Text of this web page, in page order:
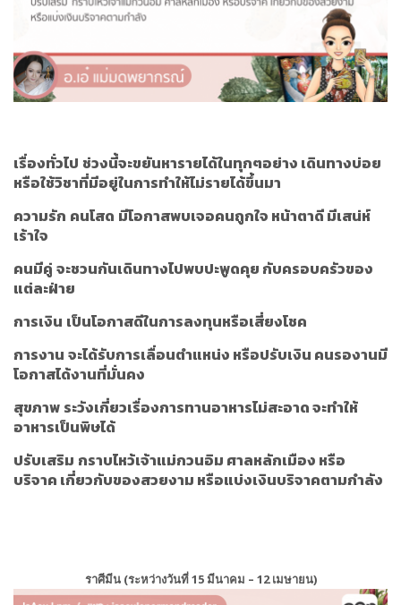
เรื่องทั่วไป ช่วงนี้จะขยันหารายได้ในทุกๆอย่าง เดินทางบ่อย
หรือใช้วิชาที่มีอยู่ในการทำให้ไม่รายได้ขึ้นมา
ความรัก คนโสด มีโอกาสพบเจอคนถูกใจ หน้าตาดี มีเสน่ห์
เร้าใจ
คนมีคู่ จะชวนกันเดินทางไปพบปะพูดคุย กับครอบครัวของ
แต่ละฝ่าย
การเงิน เป็นโอกาสดีในการลงทุนหรือเสี่ยงโชค
การงาน จะได้รับการเลื่อนตำแหน่ง หรือปรับเงิน คนรองานมี
โอกาสได้งานที่มั่นคง
สุขภาพ ระวังเกี่ยวเรื่องการทานอาหารไม่สะอาด จะทำให้
อาหารเป็นพิษได้
ปรับเสริม กราบไหว้เจ้าแม่กวนอิม ศาลหลักเมือง หรือ
บริจาค เกี่ยวกับของสวยงาม หรือแบ่งเงินบริจาคตามกำลัง
ราศีมีน (ระหว่างวันที่ 15 มีนาคม – 12 เมษายน)